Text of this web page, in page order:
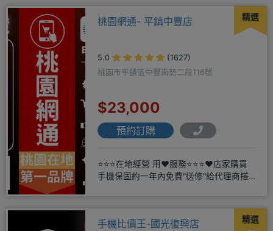
精選
桃園網通- 平鎮中豐店
5.0
(1627)
桃園市平鎮區中豐南勢二段116號
$23,000
預約訂購
⭐⭐⭐在地經營 用❤️服務⭐⭐⭐❤️店家購買
手機保固約一年內免費"送修"給代理商搭
精選
手機比價王-國光復興店